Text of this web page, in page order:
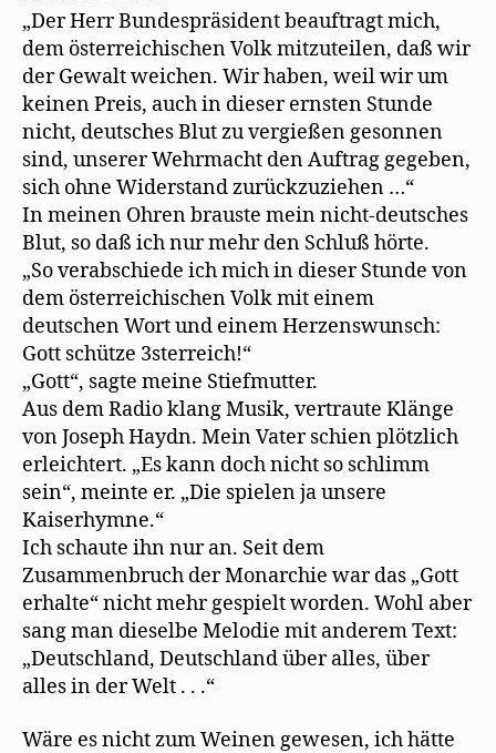
„Der Herr Bundespräsident beauftragt mich,
dem österreichischen Volk mitzuteilen, daß wir
der Gewalt weichen. Wir haben, weil wir um
keinen Preis, auch in dieser ernsten Stunde
nicht, deutsches Blut zu vergießen gesonnen
sind, unserer Wehrmacht den Auftrag gegeben,
sich ohne Widerstand zurückzuziehen …“
In meinen Ohren brauste mein nicht-deutsches
Blut, so daß ich nur mehr den Schluß hörte.
„So verabschiede ich mich in dieser Stunde von
dem österreichischen Volk mit einem
deutschen Wort und einem Herzenswunsch:
Gott schütze 3sterreich!“
„Gott“, sagte meine Stiefmutter.
Aus dem Radio klang Musik, vertraute Klänge
von Joseph Haydn. Mein Vater schien plötzlich
erleichtert. „Es kann doch nicht so schlimm
sein“, meinte er. „Die spielen ja unsere
Kaiserhymne.“
Ich schaute ihn nur an. Seit dem
Zusammenbruch der Monarchie war das „Gott
erhalte“ nicht mehr gespielt worden. Wohl aber
sang man dieselbe Melodie mit anderem Text:
„Deutschland, Deutschland über alles, über
alles in der Welt . . .“
Wäre es nicht zum Weinen gewesen, ich hätte